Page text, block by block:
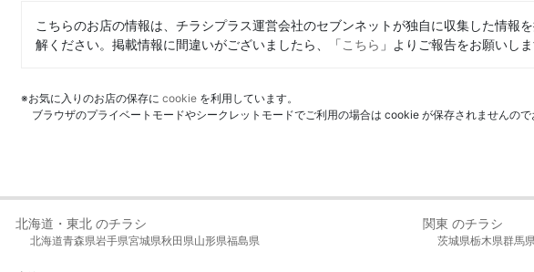
こちらのお店の情報は、チラシプラス運営会社のセブンネットが独自に収集した情報
解ください。掲載情報に間違いがございましたら、「こちら 」よりご報告をお願いしま
※お気に入りのお店の保存に cookie を利用しています。
ブラウザのプライベートモードやシークレットモードでご利用の場合は cookie が保存されませんので
北海道・東北 のチラシ
北海道青森県岩手県宮城県秋田県山形県福島県
関東 のチラシ
茨城県栃木県群馬